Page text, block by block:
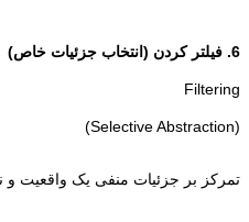
6. فیلتر کردن (انتخاب جزئیات خاص)
Filtering
(Selective Abstraction)
تمرکز بر جزئیات منفی یک واقعیت و